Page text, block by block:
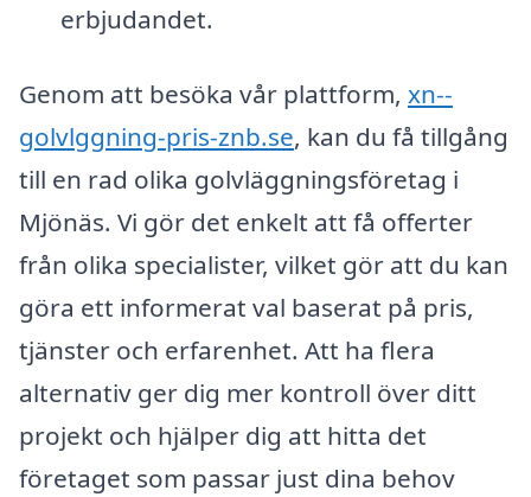
erbjudandet.
Genom att besöka vår plattform, xn--
golvlggning-pris-znb.se, kan du få tillgång
till en rad olika golvläggningsföretag i
Mjönäs. Vi gör det enkelt att få offerter
från olika specialister, vilket gör att du kan
göra ett informerat val baserat på pris,
tjänster och erfarenhet. Att ha flera
alternativ ger dig mer kontroll över ditt
projekt och hjälper dig att hitta det
företaget som passar just dina behov